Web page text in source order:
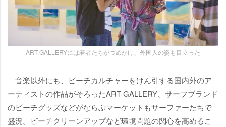
ART GALLERYには若者たちがつめかけ、外国人の姿も目立った
音楽以外にも、ビーチカルチャーをけん引する国内外のア
ーティストの作品がそろったART GALLERY、サーフブランド
のビーチグッズなどがならぶマーケットもサーファーたちで
盛況。ビーチクリーンアップなど環境問題の関心を高めるこ